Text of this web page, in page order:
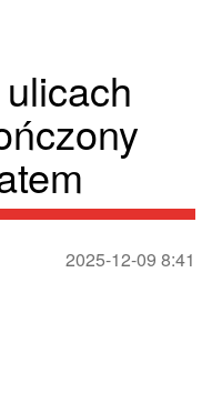
2025-12-09 8:41